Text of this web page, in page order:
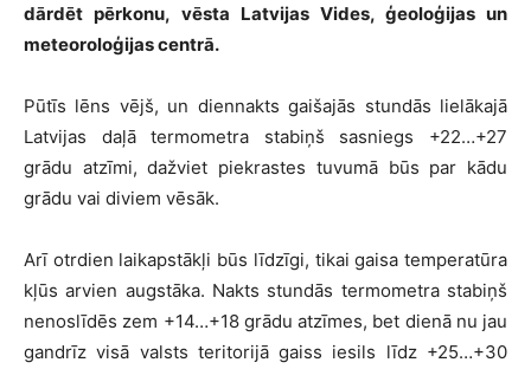
dārdēt pērkonu, vēsta Latvijas Vides, ģeoloģijas un
meteoroloģijas centrā.
Pūtīs lēns vējš, un diennakts gaišajās stundās lielākajā
Latvijas daļā termometra stabiņš sasniegs +22…+27
grādu atzīmi, dažviet piekrastes tuvumā būs par kādu
grādu vai diviem vēsāk.
Arī otrdien laikapstākļi būs līdzīgi, tikai gaisa temperatūra
kļūs arvien augstāka. Nakts stundās termometra stabiņš
nenoslīdēs zem +14…+18 grādu atzīmes, bet dienā nu jau
gandrīz visā valsts teritorijā gaiss iesils līdz +25…+30